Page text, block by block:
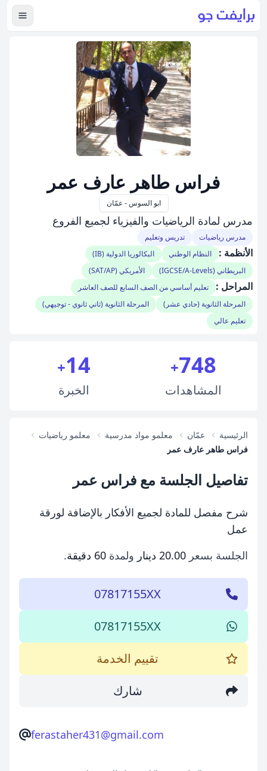
عرض
فراس طاهر عارف عمر
ابو السوس - عمّان
مدرس لمادة الرياضيات والفيزياء لجميع الفروع
مدرس رياضيات تدريس وتعليم
الأنظمة : النظام الوطني
البكالوريا الدولية (IB)
البريطاني (IGCSE/A-Levels)
الأمريكي (SAT/AP)
المراحل :
تعليم أساسي من الصف السابع للصف العاشر
المرحلة الثانوية (حادي عشر)
المرحلة الثانوية (ثاني ثانوي - توجيهي)
تعليم عالي
748
+
المشاهدات
14
+
الخبرة
الرئيسية عمّان معلمو مواد مدرسية
معلمو رياضيات
فراس طاهر عارف عمر
تفاصيل الجلسة مع فراس عمر
شرح مفصل للمادة لجميع الأفكار بالإضافة لورقة
عمل
الجلسة بسعر 20.00 دينار ولمدة 60 دقيقة .
07817155XX
07817155XX
تقييم الخدمة
شارك
ferastaher431@gmail.com